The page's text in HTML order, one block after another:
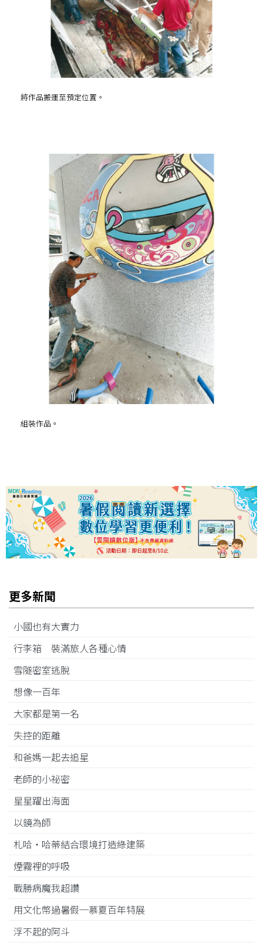
將作品搬運至預定位置。
組裝作品。
更多新聞
小國也有大實力
行李箱 裝滿旅人各種心情
雪隧密室逃脫
想像一百年
大家都是第一名
失控的距離
和爸媽一起去追星
老師的小祕密
星星躍出海面
以鏡為師
札哈‧哈蒂結合環境打造綠建築
煙霧裡的呼吸
戰勝病魔我超讚
用文化幣過暑假─慕夏百年特展
浮不起的阿斗